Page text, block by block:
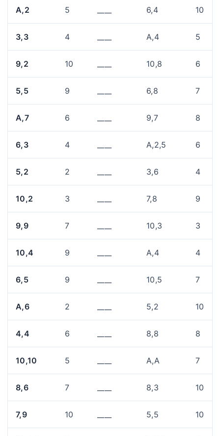
A,2 5 6,4 10
3,3 4 A,4 5
9,2 10 10,8 6
5,5 9 6,8 7
A,7 6 9,7 8
6,3 4 A,2,5 6
5,2 2 3,6 4
10,2 3 7,8 9
9,9 7 10,3 3
10,4 9 A,4 4
6,5 9 10,5 7
A,6 2 5,2 10
4,4 6 8,8 8
10,10 5 A,A 7
8,6 7 8,3 10
7,9 10 5,5 10